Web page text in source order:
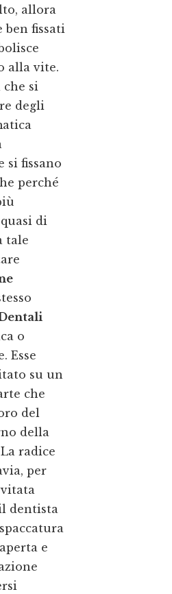
allora
ben fissati
alla vite.
si
degli
si fissano
perché
di
tale
o
Esse
su un
che
del
della
radice
per
dentista
e